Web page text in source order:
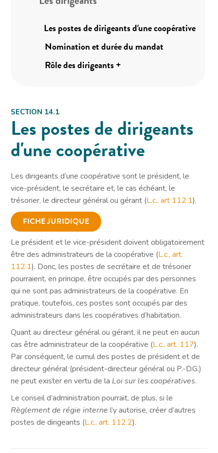
Les postes de dirigeants d'une coopérative
Nomination et durée du mandat
Rôle des dirigeants +
SECTION 14.1
Les postes de dirigeants
d'une coopérative
Les dirigeants d’une coopérative sont le président, le
vice-président, le secrétaire et, le cas échéant, le
trésorier, le directeur général ou gérant (L.c., art 112.1).
FICHE JURIDIQUE
Le président et le vice-président doivent obligatoirement
être des administrateurs de la coopérative (L.c., art.
112.1). Donc, les postes de secrétaire et de trésorier
pourraient, en principe, être occupés par des personnes
qui ne sont pas administrateurs de la coopérative. En
pratique, toutefois, ces postes sont occupés par des
administrateurs dans les coopératives d’habitation.
Quant au directeur général ou gérant, il ne peut en aucun
cas être administrateur de la coopérative (L.c., art. 117).
Par conséquent, le cumul des postes de président et de
directeur général (président-directeur général ou P.-D.G.)
ne peut exister en vertu de la Loi sur les coopératives.
Le conseil d’administration pourrait, de plus, si le
Règlement de régie interne l’y autorise, créer d’autres
postes de dirigeants (L.c., art. 112.2).